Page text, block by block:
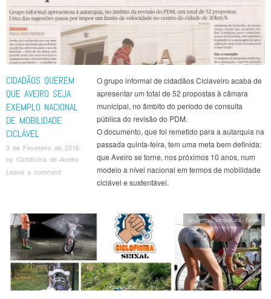
CIDADÃOS QUEREM
QUE AVEIRO SEJA
EXEMPLO NACIONAL
DE MOBILIDADE
CICLÁVEL
3 de Fevereiro de 2016
by Cicloficina de Aveiro
Leave a comment
O grupo informal de cidadãos Ciclaveiro acaba de
apresentar um total de 52 propostas à câmara
municipal, no âmbito do período de consulta
pública do revisão do PDM.
O documento, que foi remetido para a autarquia na
passada quinta-feira, tem uma meta bem definida:
que Aveiro se torne, nos próximos 10 anos, num
modelo a nível nacional em termos de mobilidade
ciclável e sustentável.
anúncios,bicicultura, Seixal